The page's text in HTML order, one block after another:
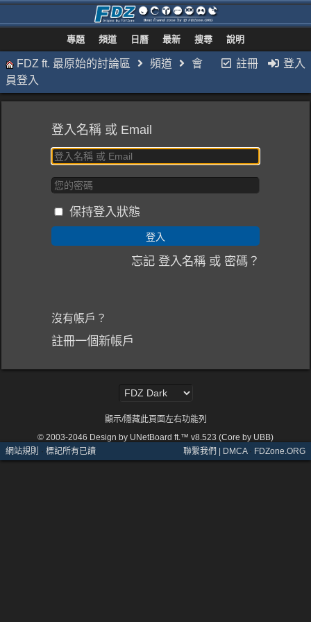
專題 頻道 日曆 最新 搜尋 說明
註冊 登入
FDZ ft. 最原始的討論區 頻道
會
員登入
登入名稱 或 Email
保持登入狀態
忘記 登入名稱 或 密碼？
沒有帳戶？
註冊一個新帳戶
顯示/隱藏此頁面左右功能列
© 2003-2046 Design by UNetBoard ft.™ v8.523 (Core by UBB)
網站規則 · 標記所有已讀 聯繫我們 | DMCA· FDZone.ORG